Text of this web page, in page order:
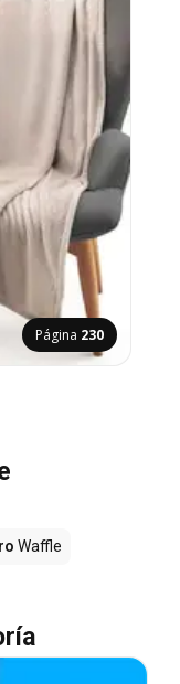
Página 230
Waffle